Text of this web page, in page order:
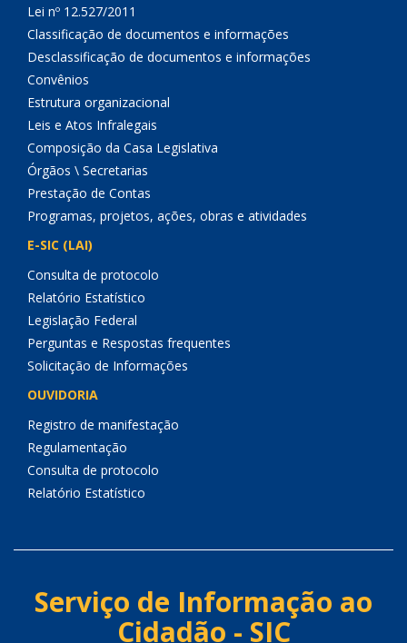
Lei nº 12.527/2011
Classificação de documentos e informações
Desclassificação de documentos e informações
Convênios
Estrutura organizacional
Leis e Atos Infralegais
Composição da Casa Legislativa
Órgãos \ Secretarias
Prestação de Contas
Programas, projetos, ações, obras e atividades
E-SIC (LAI)
Consulta de protocolo
Relatório Estatístico
Legislação Federal
Perguntas e Respostas frequentes
Solicitação de Informações
OUVIDORIA
Registro de manifestação
Regulamentação
Consulta de protocolo
Relatório Estatístico
Serviço de Informação ao
Cidadão - SIC